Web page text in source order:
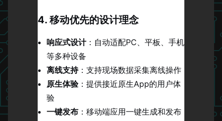
4. 移动优先的设计理念
响应式设计：自动适配PC、平板、手机
等多种设备
离线支持：支持现场数据采集离线操作
原生体验：提供接近原生App的用户体
验
一键发布 ：移动端应用一键生成和发布